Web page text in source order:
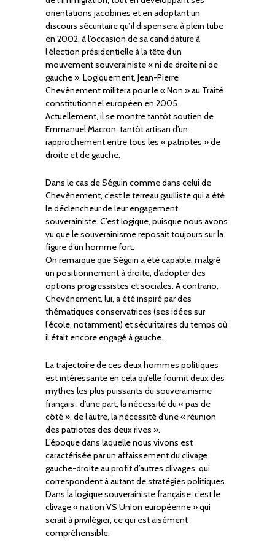
orientations jacobines et en adoptant un
discours sécuritaire qu’il dispensera à plein tube
en 2002, à l’occasion de sa candidature à
l’élection présidentielle à la tête d’un
mouvement souverainiste « ni de droite ni de
gauche ». Logiquement, Jean-Pierre
Chevènement militera pour le « Non » au Traité
constitutionnel européen en 2005.
Actuellement, il se montre tantôt soutien de
Emmanuel Macron, tantôt artisan d’un
rapprochement entre tous les « patriotes » de
droite et de gauche.
Dans le cas de Séguin comme dans celui de
Chevènement, c’est le terreau gaulliste qui a été
le déclencheur de leur engagement
souverainiste. C’est logique, puisque nous avons
vu que le souverainisme reposait toujours sur la
figure d’un homme fort.
On remarque que Séguin a été capable, malgré
un positionnement à droite, d’adopter des
options progressistes et sociales. A contrario,
Chevènement, lui, a été inspiré par des
thématiques conservatrices (ses idées sur
l’école, notamment) et sécuritaires du temps où
il était encore engagé à gauche.
La trajectoire de ces deux hommes politiques
est intéressante en cela qu’elle fournit deux des
mythes les plus puissants du souverainisme
français : d’une part, la nécessité du « pas de
côté », de l’autre, la nécessité d’une « réunion
des patriotes des deux rives ».
L’époque dans laquelle nous vivons est
caractérisée par un affaissement du clivage
gauche-droite au profit d’autres clivages, qui
correspondent à autant de stratégies politiques.
Dans la logique souverainiste française, c’est le
clivage « nation VS Union européenne » qui
serait à privilégier, ce qui est aisément
compréhensible.